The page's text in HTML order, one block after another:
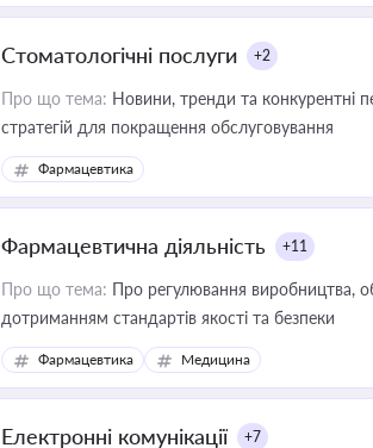
Стоматологічні послуги +2
Про що тема: Новини, тренди та конкурентні
стратегій для покращення обслуговування
Фармацевтика
Фармацевтична діяльність +11
Про що тема: Про регулювання виробництва,
дотриманням стандартів якості та безпеки
Фармацевтика Медицина
Електронні комунікації +7